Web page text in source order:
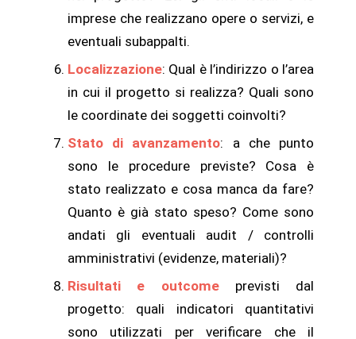
imprese che realizzano opere o servizi, e
eventuali subappalti.
Localizzazione: Qual è l’indirizzo o l’area
in cui il progetto si realizza? Quali sono
le coordinate dei soggetti coinvolti?
Stato di avanzamento: a che punto
sono le procedure previste? Cosa è
stato realizzato e cosa manca da fare?
Quanto è già stato speso? Come sono
andati gli eventuali audit / controlli
amministrativi (evidenze, materiali)?
Risultati e outcome previsti dal
progetto: quali indicatori quantitativi
sono utilizzati per verificare che il